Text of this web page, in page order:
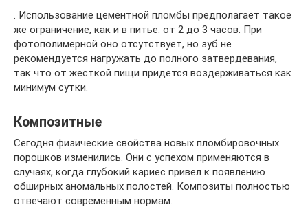
. Использование цементной пломбы предполагает такое
же ограничение, как и в питье: от 2 до 3 часов. При
фотополимерной оно отсутствует, но зуб не
рекомендуется нагружать до полного затвердевания,
так что от жесткой пищи придется воздерживаться как
минимум сутки.
Композитные
Сегодня физические свойства новых пломбировочных
порошков изменились. Они с успехом применяются в
случаях, когда глубокий кариес привел к появлению
обширных аномальных полостей. Композиты полностью
отвечают современным нормам.